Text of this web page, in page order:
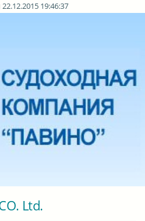
22.12.2015 19:46:37
Ltd.